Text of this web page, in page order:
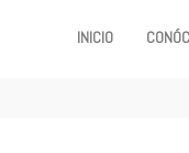
NAVIGATION
INICIO